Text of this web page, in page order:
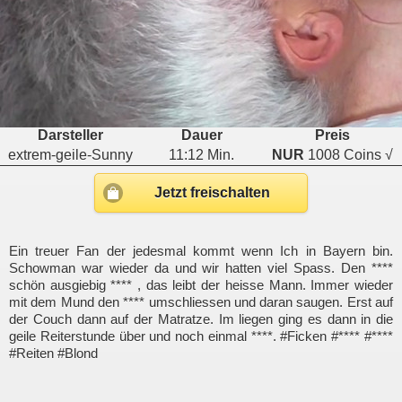
Darsteller Dauer
Preis
extrem-geile-Sunny
11:12 Min. NUR 1008 Coins √
Jetzt freischalten
Ein treuer Fan der jedesmal kommt wenn Ich in Bayern bin.
Schowman war wieder da und wir hatten viel Spass. Den ****
schön ausgiebig **** , das leibt der heisse Mann. Immer wieder
mit dem Mund den **** umschliessen und daran saugen. Erst auf
der Couch dann auf der Matratze. Im liegen ging es dann in die
geile Reiterstunde über und noch einmal ****. #Ficken #**** #****
#Reiten #Blond